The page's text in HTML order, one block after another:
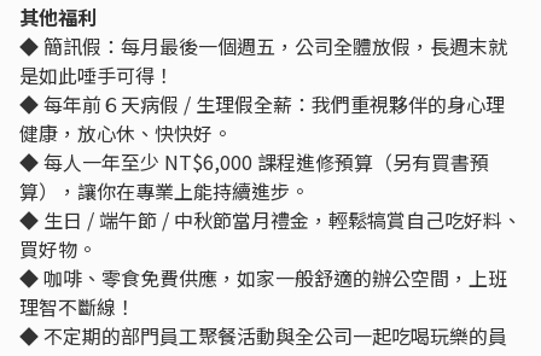
其他福利
◆ 簡訊假：每月最後一個週五，公司全體放假，長週末就
是如此唾手可得！
◆ 每年前６天病假 / 生理假全薪：我們重視夥伴的身心理
健康，放心休、快快好。
◆ 每人一年至少 NT$6,000 課程進修預算（另有買書預
算），讓你在專業上能持續進步。
◆ 生日 / 端午節 / 中秋節當月禮金，輕鬆犒賞自己吃好料、
買好物。
◆ 咖啡、零食免費供應，如家一般舒適的辦公空間，上班
理智不斷線！
◆ 不定期的部門員工聚餐活動與全公司一起吃喝玩樂的員